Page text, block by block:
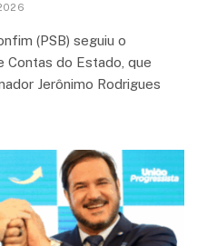
(PSB) seguiu o
Contas do Estado, que
Jerônimo Rodrigues